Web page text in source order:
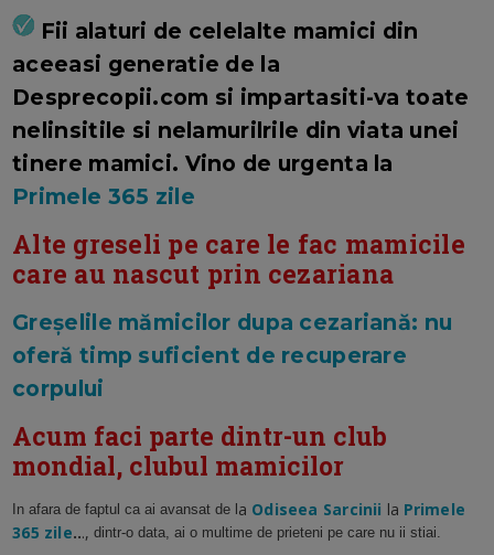
Fii alaturi de celelalte mamici din
aceeasi generatie de la
Desprecopii.com si impartasiti-va toate
nelinsitile si nelamurilrile din viata unei
tinere mamici. Vino de urgenta la
Primele 365 zile
Alte greseli pe care le fac mamicile
care au nascut prin cezariana
Greșelile mămicilor dupa cezariană: nu
oferă timp suficient de recuperare
corpului
Acum faci parte dintr-un club
mondial, clubul mamicilor
In afara de faptul ca ai avansat de l a Odiseea Sarcinii la Primele
365 zile..., dintr-o data, ai o multime de prieteni pe care nu ii stiai.